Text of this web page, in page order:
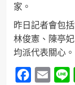
家。
昨日記者會包
林俊憲、陳亭
均派代表關心。